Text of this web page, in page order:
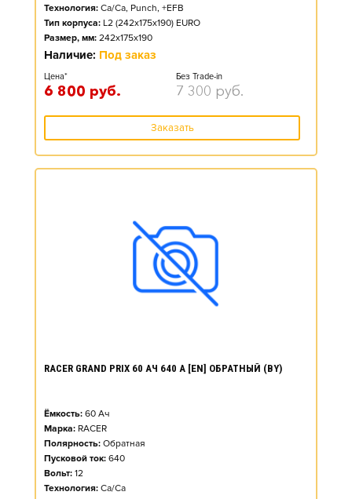
Технология: Ca/Ca, Punch, +EFB
Тип корпуса: L2 (242x175x190) EURO
Размер, мм: 242x175x190
Наличие: Под заказ
Цена*
6 800 руб.
Без Trade-in
7 300 руб.
Заказать
RACER GRAND PRIX 60 АЧ 640 А [EN] ОБРАТНЫЙ (BY)
Ёмкость: 60 Ач
Марка: RACER
Полярность: Обратная
Пусковой ток: 640
Вольт: 12
Технология: Ca/Ca